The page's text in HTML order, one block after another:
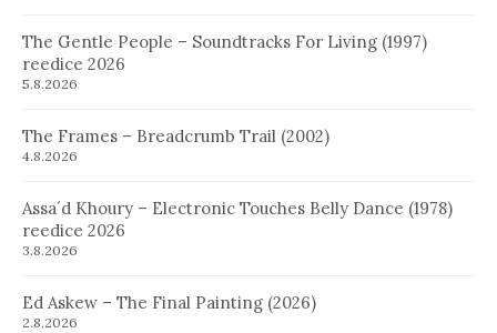
The Gentle People – Soundtracks For Living (1997)
reedice 2026
5.8.2026
The Frames – Breadcrumb Trail (2002)
4.8.2026
Assa´d Khoury – Electronic Touches Belly Dance (1978)
reedice 2026
3.8.2026
Ed Askew – The Final Painting (2026)
2.8.2026